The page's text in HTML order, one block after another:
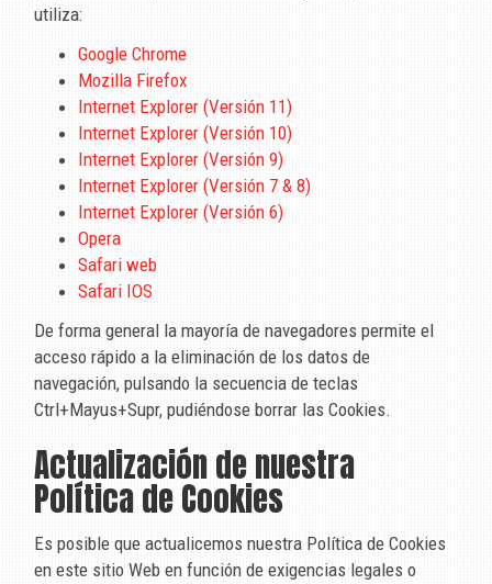
utiliza:
Google Chrome
Mozilla Firefox
Internet Explorer (Versión 11)
Internet Explorer (Versión 10)
Internet Explorer (Versión 9)
Internet Explorer (Versión 7 & 8)
Internet Explorer (Versión 6)
Opera
Safari web
Safari IOS
De forma general la mayoría de navegadores permite el
acceso rápido a la eliminación de los datos de
navegación, pulsando la secuencia de teclas
Ctrl+Mayus+Supr, pudiéndose borrar las Cookies.
Actualización de nuestra
Política de Cookies
Es posible que actualicemos nuestra Política de Cookies
en este sitio Web en función de exigencias legales o